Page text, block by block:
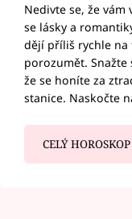
Nedivte se, že
se lásky a
dějí příliš rychle na
porozumět.
že se honíte za
stanice. Naskočte
CELÝ